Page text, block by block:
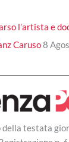
l’artista e
Caruso8
della testata